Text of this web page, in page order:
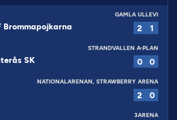
GAMLA ULLEVI
Brommapojkarna 2 1
STRANDVALLEN A-PLAN
SK 0 0
NATIONALARENAN, STRAWBERRY ARENA
2 0
3ARENA